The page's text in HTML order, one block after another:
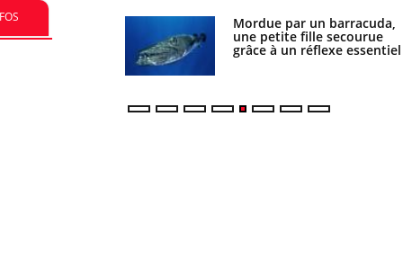
Mordue par un barracuda,
une petite fille secourue
grâce à un réflexe essentiel
Comment gérer le sommeil
des enfants en vacances ?